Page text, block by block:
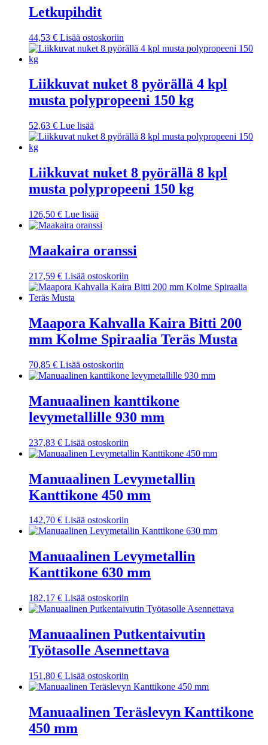
Letkupihdit
44,53 € Lisää ostoskoriin
Liikkuvat nuket 8 pyörällä 4 kpl
musta polypropeeni 150 kg
52,63 € Lue lisää
Liikkuvat nuket 8 pyörällä 8 kpl
musta polypropeeni 150 kg
126,50 € Lue lisää
Maakaira oranssi
217,59 € Lisää ostoskoriin
Maapora Kahvalla Kaira Bitti 200
mm Kolme Spiraalia Teräs Musta
70,85 € Lisää ostoskoriin
Manuaalinen kanttikone
levymetallille 930 mm
237,83 € Lisää ostoskoriin
Manuaalinen Levymetallin
Kanttikone 450 mm
142,70 € Lisää ostoskoriin
Manuaalinen Levymetallin
Kanttikone 630 mm
182,17 € Lisää ostoskoriin
Manuaalinen Putkentaivutin
Työtasolle Asennettava
151,80 € Lisää ostoskoriin
Manuaalinen Teräslevyn Kanttikone
450 mm